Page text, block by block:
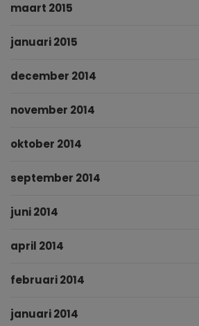
maart 2015
januari 2015
december 2014
november 2014
oktober 2014
september 2014
juni 2014
april 2014
februari 2014
januari 2014